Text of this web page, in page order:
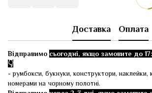
Доставка Оплата
Відправимо сьогодні, якщо замовите до
👇
- румбокси, букнуки, конструктори, наклейки,
номерами на чорному полотні.